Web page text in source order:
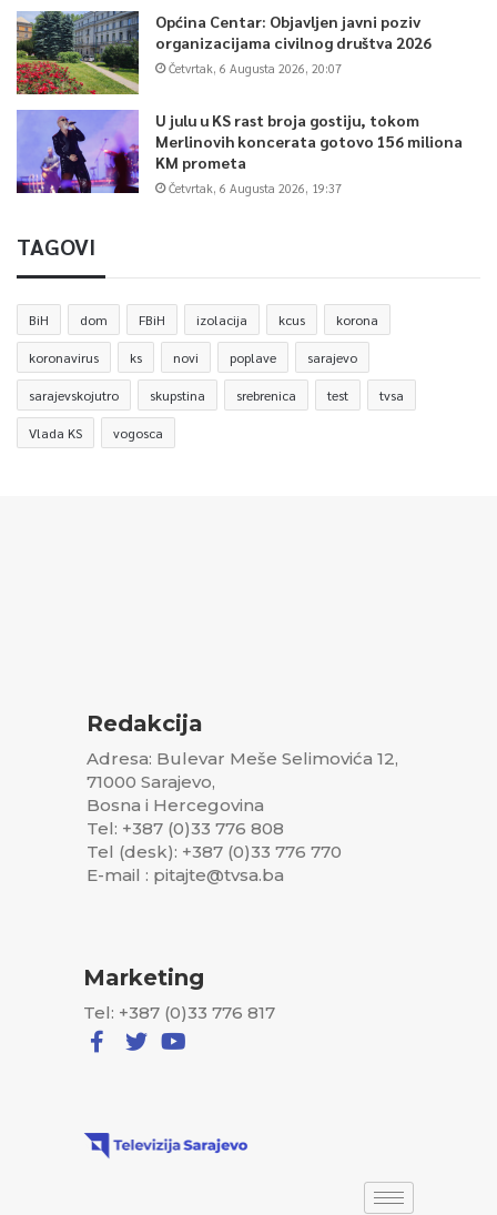
Općina Centar: Objavljen javni poziv
organizacijama civilnog društva 2026
Četvrtak, 6 Augusta 2026, 20:07
U julu u KS rast broja gostiju, tokom
Merlinovih koncerata gotovo 156 miliona
KM prometa
Četvrtak, 6 Augusta 2026, 19:37
TAGOVI
BiH dom FBiH izolacija kcus korona
koronavirus ks novi poplave sarajevo
sarajevskojutro skupstina srebrenica test tvsa
Vlada KS vogosca
Redakcija
Adresa: Bulevar Meše Selimovića 12,
71000 Sarajevo,
Bosna i Hercegovina
Tel: +387 (0)33 776 808
Tel (desk): +387 (0)33 776 770
E-mail : pitajte@tvsa.ba
Marketing
Tel: +387 (0)33 776 817